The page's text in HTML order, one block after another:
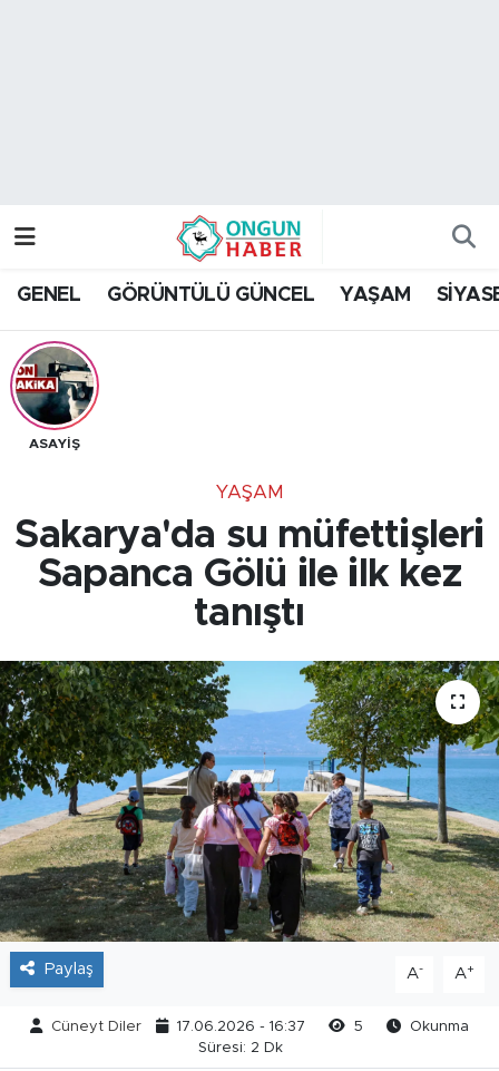
GENEL GÖRÜNTÜLÜ GÜNCEL YAŞAM
ASAYİŞ
YAŞAM
Sakarya'da su müfettişleri
Sapanca Gölü ile ilk kez
tanıştı
Paylaş A- A+
Cüneyt Diler 17.06.2026 - 16:37 5
Okunma
Süresi: 2 Dk
Trafik Durumu
Tüm Manşetler
Son Dakika Haberleri